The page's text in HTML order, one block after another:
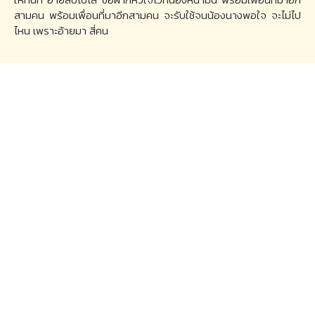
สามคน พร้อมเพื่อนที่มาอีกสามคน จะรับใช้จนน้องนางพอใจ จะไม่ไป
ไหน เพราะอ้ายมา สี่คน